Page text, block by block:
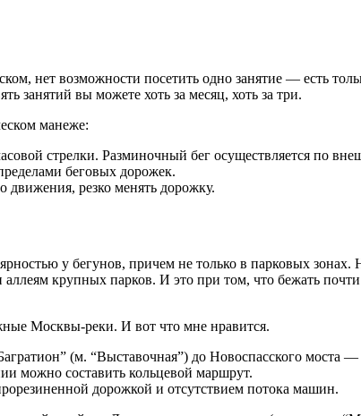
нет возможности посетить одно занятие — есть
занятий вы можете хоть за месяц, хоть за три.
манеже:
стрелки. Разминочный бег осуществляется по
беговых дорожек.
движения, резко менять дорожку.
у бегунов, причем не только в парковых зонах.
крупных парков. И это при том, что бежать
Москвы-реки. И вот что мне нравится.
(м. “Выставочная”) до Новоспасского моста
можно составить кольцевой маршрут.
дорожкой и отсутствием потока машин.